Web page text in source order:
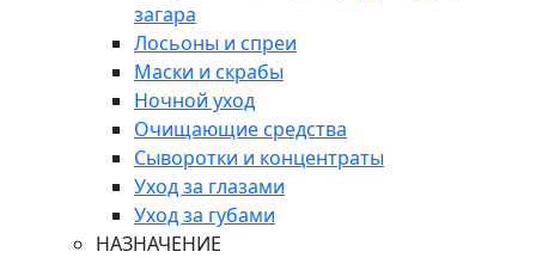
загара
Лосьоны и спреи
Маски и скрабы
Ночной уход
Очищающие средства
Сыворотки и концентраты
Уход за глазами
Уход за губами
НАЗНАЧЕНИЕ